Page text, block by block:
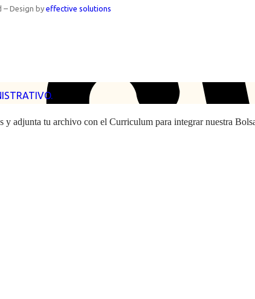
– Design by effective solutions
y adjunta tu archivo con el Curriculum para integrar nuestra